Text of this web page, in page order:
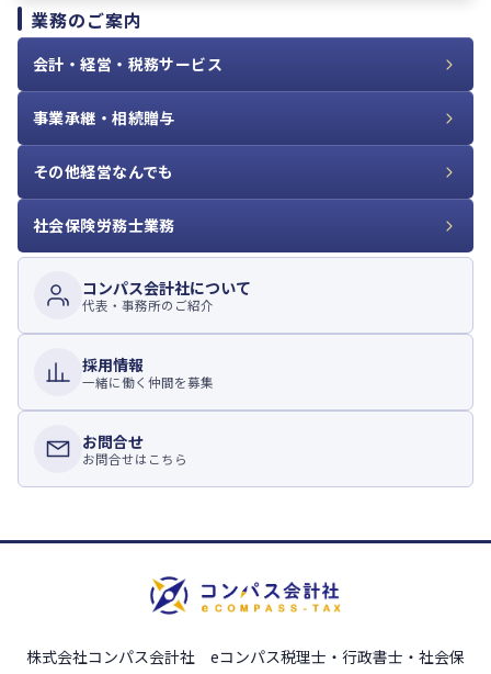
業務のご案内
会計・経営・税務サービス
事業承継・相続贈与
その他経営なんでも
社会保険労務士業務
コンパス会計社について
代表・事務所のご紹介
採用情報
一緒に働く仲間を募集
お問合せ
お問合せはこちら
株式会社コンパス会計社 eコンパス税理士・行政書士・社会保